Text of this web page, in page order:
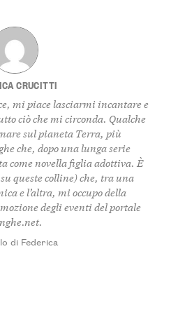
CRUCITTI
mi piace lasciarmi incantare e
ciò che mi circonda. Qualche
sul pianeta Terra, più
che, dopo una lunga serie
come novella figlia adottiva. È
queste colline) che, tra una
e l’altra, mi occupo della
degli eventi del portale
di Federica